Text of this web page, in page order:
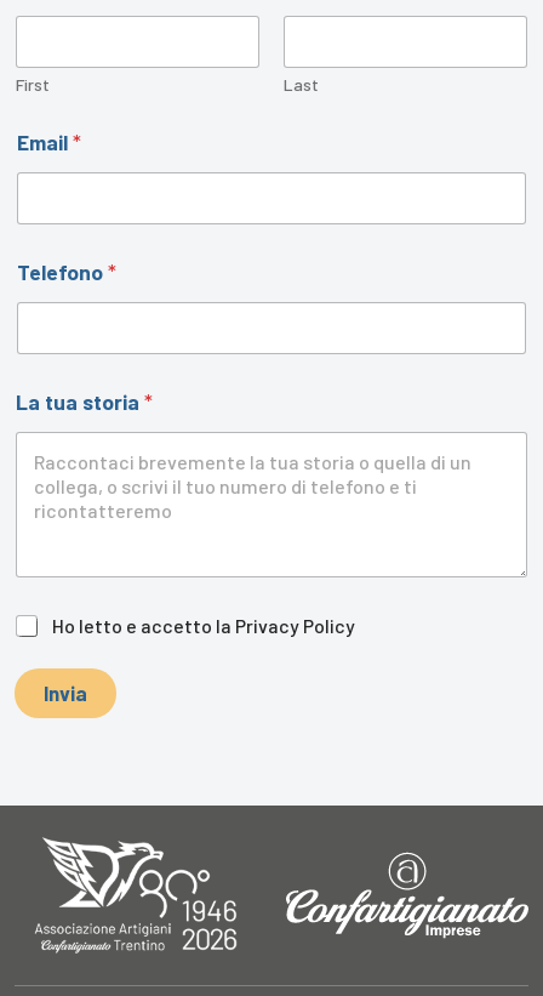
First Last
Email*
Telefono*
a
*
La tua storia *
Ho letto e accetto la Privacy Policy
Invia